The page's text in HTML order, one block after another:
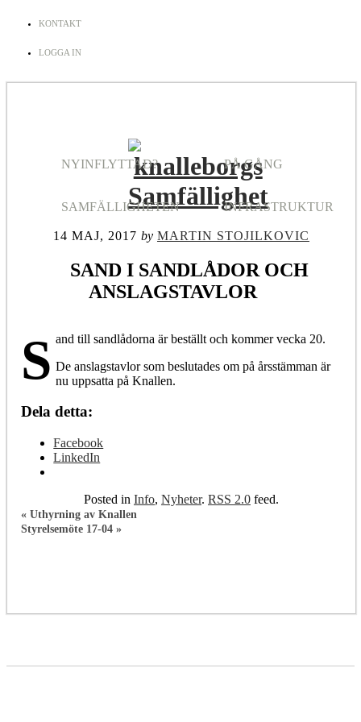
KONTAKT
LOGGA IN
NYINFLYTTAD?
SAMFÄLLIGHETEN
PÅ GÅNG
INFRASTRUKTUR
14 MAJ, 2017 by MARTIN STOJILKOVIC
SAND I SANDLÅDOR OCH
ANSLAGSTAVLOR
S and till sandlådorna är beställt och kommer vecka 20.
De anslagstavlor som beslutades om på årsstämman är
nu uppsatta på Knallen.
Dela detta:
Facebook
LinkedIn
Posted in Info, Nyheter. RSS 2.0feed.
« Uthyrning av Knallen
Styrelsemöte 17-04 »